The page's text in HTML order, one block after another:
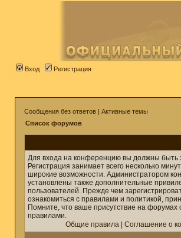
Вход Регистрация
Сообщения без ответов | Активные темы
Список форумов
Для входа на конференцию вы должны быть
Регистрация занимает всего несколько
широкие возможности. Администратором
установлены также дополнительные
пользователей. Прежде чем
ознакомиться с правилами и политикой,
Помните, что ваше присутствие на форумах
правилами.
Общие правила
Соглашение о